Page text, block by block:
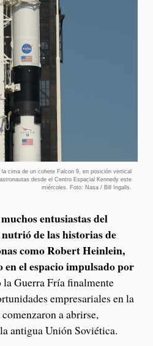
cima de un cohete Falcon 9, en posición vertical
desde el Centro Espacial Kennedy este
miércoles. Foto: Nasa / Bill Ingalls.
entusiastas del
nutrió de las historias de
como Robert Heinlein,
el espacio impulsado por
la Guerra Fría finalmente
empresariales en la
a abrirse,
antigua Unión Soviética.